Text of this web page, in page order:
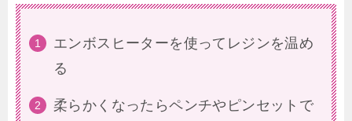
エンボスヒーターを使ってレジンを温め
る
柔らかくなったらペンチやピンセットで